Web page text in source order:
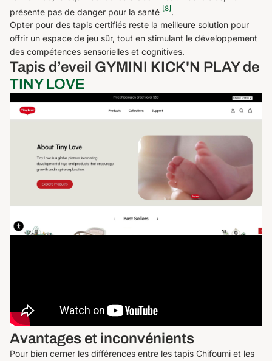
présente pas de danger pour la santé [8]
Opter pour des tapis certifiés reste la meilleure solution pour
offrir un espace de jeu sûr, tout en stimulant le développement
des compétences sensorielles et cognitives.
Tapis d’eveil GYMINI KICK'N PLAY de
TINY LOVE
Avantages et inconvénients
Pour bien cerner les différences entre les tapis Chifoumi et les